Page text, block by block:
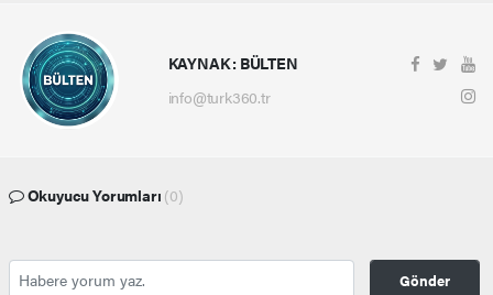
KAYNAK : BÜLTEN
info@turk360.tr
Okuyucu Yorumları (0)
Gönder